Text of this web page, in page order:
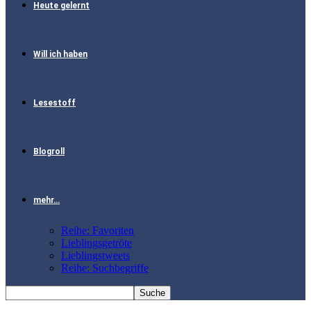
Heute gelernt
Will ich haben
Lesestoff
Blogroll
mehr…
Reihe: Favoriten
Lieblingsgetröte
Lieblingstweets
Reihe: Suchbegriffe